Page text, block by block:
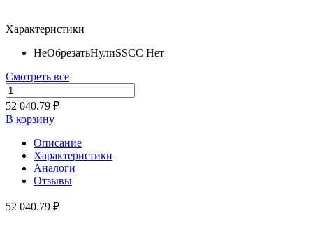
Характеристики
НеОбрезатьНулиSSCC Нет
Смотреть все
52 040.79 ₽
В корзину
Описание
Характеристики
Аналоги
Отзывы
52 040.79 ₽